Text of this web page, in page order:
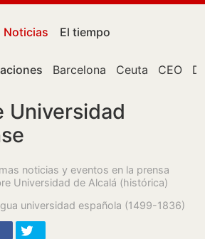
Noticias El tiempo
Barcelona Ceuta CEO
Universidad
noticias y eventos en la prensa
Universidad de Alcalá (histórica)
universidad española (1499-1836)